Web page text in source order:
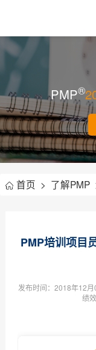
PMP®
首页 > 了解PMP
PMP培训项目
发布时间： 2018年12月
绩